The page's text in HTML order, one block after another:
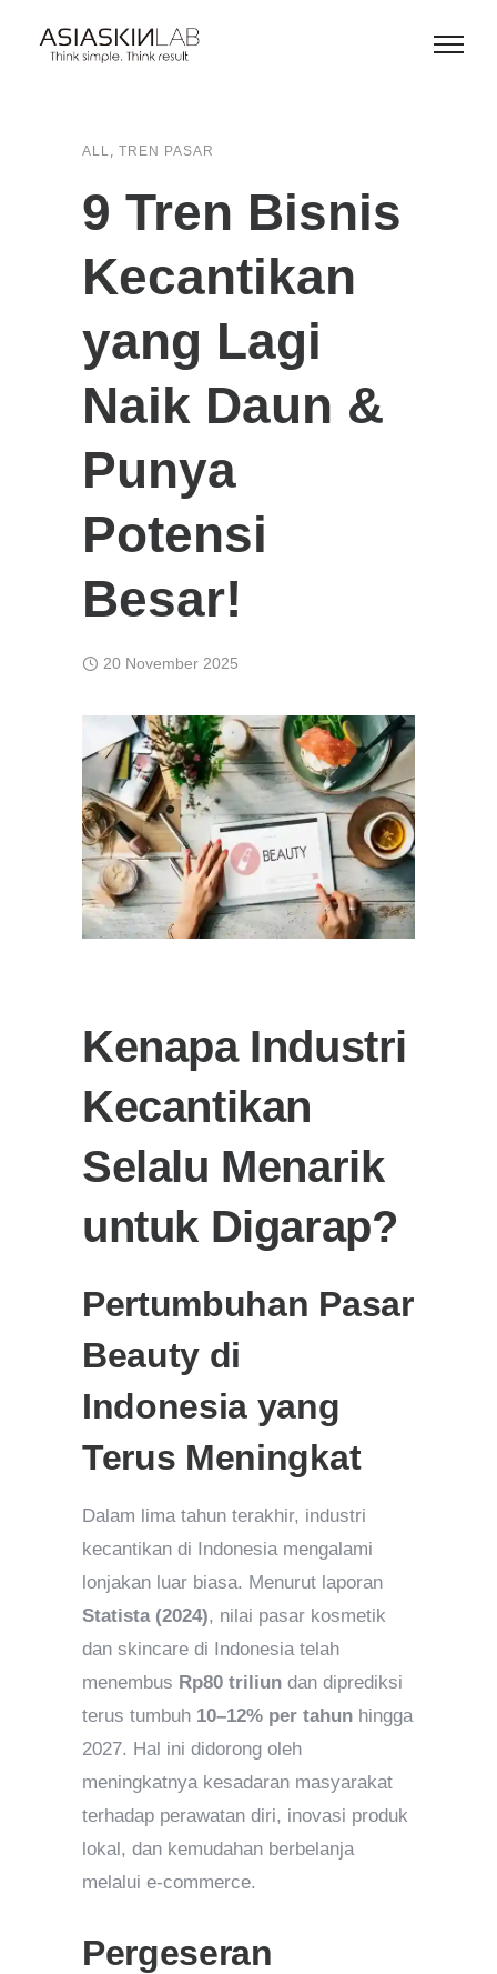
ALL, TREN PASAR
9 Tren Bisnis
Kecantikan
yang Lagi
Naik Daun &
Punya
Potensi
Besar!
20 November 2025
Kenapa Industri
Kecantikan
Selalu Menarik
untuk Digarap?
Pertumbuhan Pasar
Beauty di
Indonesia yang
Terus Meningkat
Dalam lima tahun terakhir, industri
kecantikan di Indonesia mengalami
lonjakan luar biasa. Menurut laporan
Statista (2024), nilai pasar kosmetik
dan skincare di Indonesia telah
menembus Rp80 triliun dan diprediksi
terus tumbuh 10–12% per tahun hingga
2027. Hal ini didorong oleh
meningkatnya kesadaran masyarakat
terhadap perawatan diri, inovasi produk
lokal, dan kemudahan berbelanja
melalui e-commerce.
Pergeseran